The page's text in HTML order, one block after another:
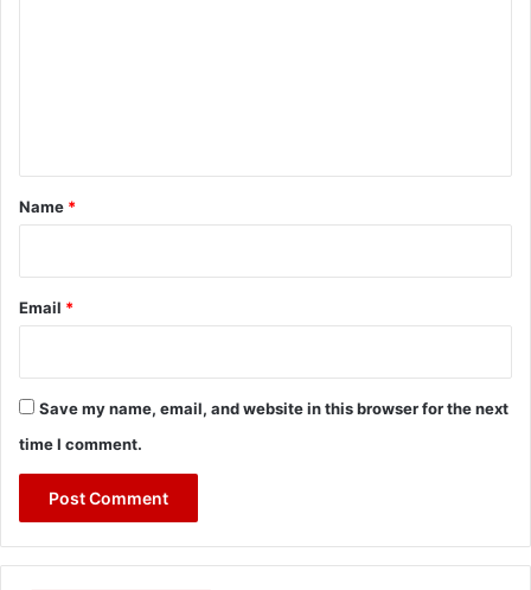
*
Name *
Email *
Save my name, email, and website in this browser for the next
time I comment.